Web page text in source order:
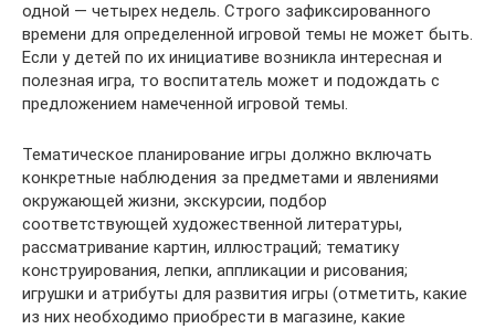
одной — четырех недель. Строго зафиксированного
времени для определенной игровой темы не может быть.
Если у детей по их инициативе возникла интересная и
полезная игра, то воспитатель может и подождать с
предложением намеченной игровой темы.
Тематическое планирование игры должно включать
конкретные наблюдения за предметами и явлениями
окружающей жизни, экскурсии, подбор
соответствующей художественной литературы,
рассматривание картин, иллюстраций; тематику
конструирования, лепки, аппликации и рисования;
игрушки и атрибуты для развития игры (отметить, какие
из них необходимо приобрести в магазине, какие